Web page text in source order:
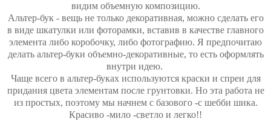
видим объемную композицию.
Альтер-бук - вещь не только декоративная, можно сделать его
в виде шкатулки или фоторамки, вставив в качестве главного
элемента либо коробочку, либо фотографию. Я предпочитаю
делать альтер-буки объемно-декоративные, то есть оформлять
внутри идею.
Чаще всего в альтер-буках используются краски и спреи для
придания цвета элементам после грунтовки. Но эта работа не
из простых, поэтому мы начнем с базового -с шебби шика.
Красиво -мило -светло и легко!!